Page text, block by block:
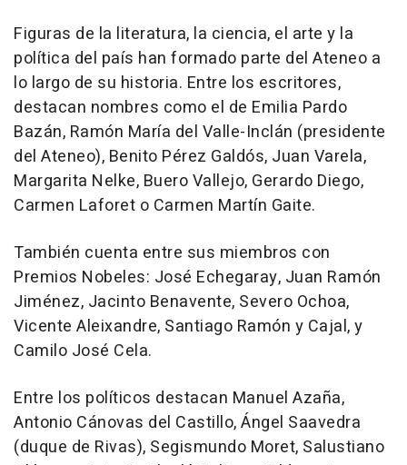
Figuras de la literatura, la ciencia, el arte y la
política del país han formado parte del Ateneo a
lo largo de su historia. Entre los escritores,
destacan nombres como el de Emilia Pardo
Bazán, Ramón María del Valle-Inclán (presidente
del Ateneo), Benito Pérez Galdós, Juan Varela,
Margarita Nelke, Buero Vallejo, Gerardo Diego,
Carmen Laforet o Carmen Martín Gaite.
También cuenta entre sus miembros con
Premios Nobeles: José Echegaray, Juan Ramón
Jiménez, Jacinto Benavente, Severo Ochoa,
Vicente Aleixandre, Santiago Ramón y Cajal, y
Camilo José Cela.
Entre los políticos destacan Manuel Azaña,
Antonio Cánovas del Castillo, Ángel Saavedra
(duque de Rivas), Segismundo Moret, Salustiano